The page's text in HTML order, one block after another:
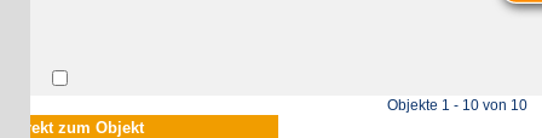
Objekte 1 - 10 von 10
zum Objekt